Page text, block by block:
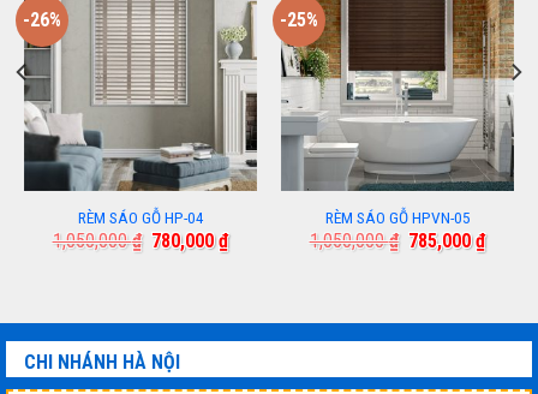
-26%
RÈM SÁO GỖ HP-04
1,050,000₫ Giá
gốc
780,000₫Giá
hiện
-25%
RÈM SÁO GỖ HPVN-05
1,050,000₫ Giá
gốc
785,000₫Giá
hiện
CHI NHÁNH HÀ NỘI